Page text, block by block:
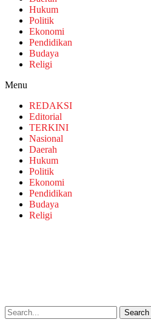
Hukum
Politik
Ekonomi
Pendidikan
Budaya
Religi
Menu
REDAKSI
Editorial
TERKINI
Nasional
Daerah
Hukum
Politik
Ekonomi
Pendidikan
Budaya
Religi
Search